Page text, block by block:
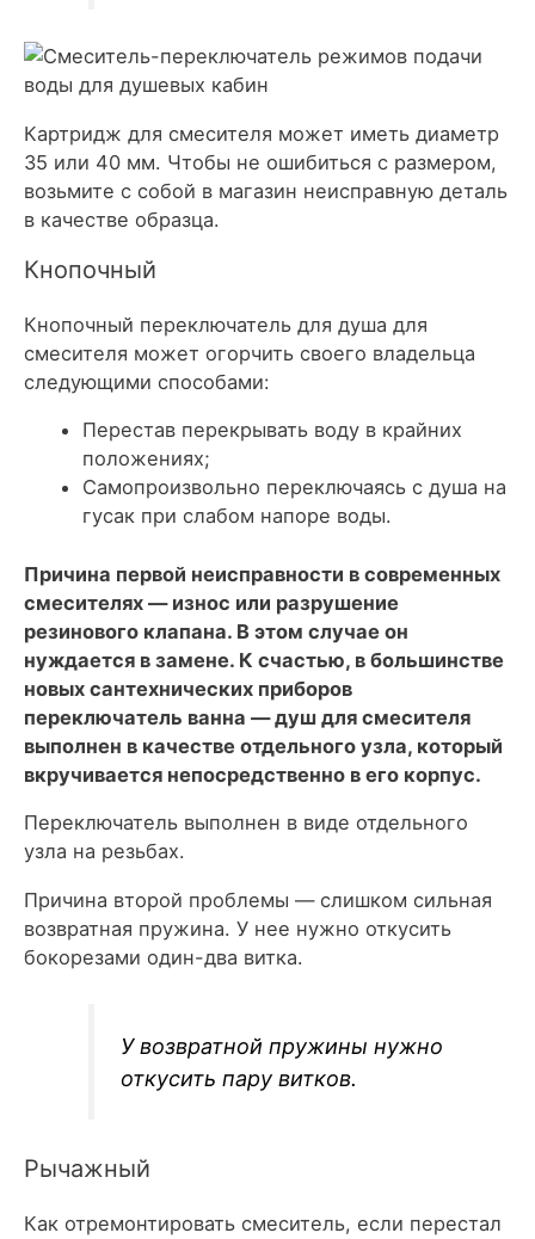
Картридж для смесителя может иметь диаметр
35 или 40 мм. Чтобы не ошибиться с размером,
возьмите с собой в магазин неисправную деталь
в качестве образца.
Кнопочный
Кнопочный переключатель для душа для
смесителя может огорчить своего владельца
следующими способами:
Перестав перекрывать воду в крайних
положениях;
Самопроизвольно переключаясь с душа на
гусак при слабом напоре воды.
Причина первой неисправности в современных
смесителях — износ или разрушение
резинового клапана. В этом случае он
нуждается в замене. К счастью, в большинстве
новых сантехнических приборов
переключатель ванна — душ для смесителя
выполнен в качестве отдельного узла, который
вкручивается непосредственно в его корпус.
Переключатель выполнен в виде отдельного
узла на резьбах.
Причина второй проблемы — слишком сильная
возвратная пружина. У нее нужно откусить
бокорезами один-два витка.
У возвратной пружины нужно
откусить пару витков.
Рычажный
Как отремонтировать смеситель, если перестал